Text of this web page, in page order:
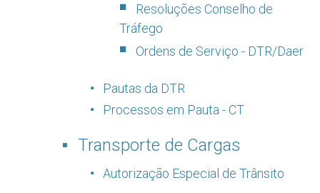
Resoluções Conselho de
Tráfego
Ordens de Serviço - DTR/Daer
Pautas da DTR
Processos em Pauta - CT
Transporte de Cargas
Autorização Especial de Trânsito